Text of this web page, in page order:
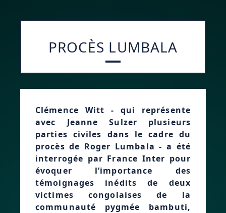
PROCÈS LUMBALA
Clémence Witt - qui représente
avec Jeanne Sulzer plusieurs
parties civiles dans le cadre du
procès de Roger Lumbala - a été
interrogée par France Inter pour
évoquer l’importance des
témoignages inédits de deux
victimes congolaises de la
communauté pygmée bambuti,